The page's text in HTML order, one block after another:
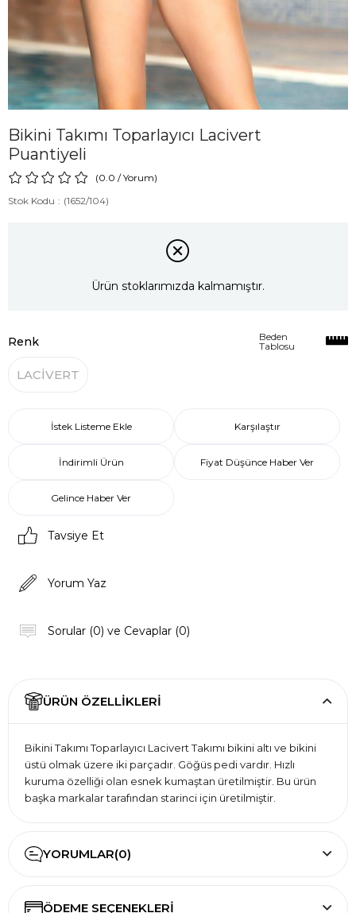
Bikini Takımı Toparlayıcı Lacivert
Puantiyeli
0.0 /Yorum)
Stok Kodu
(1652/104)
Ürün stoklarımızda kalmamıştır.
Renk
LACİVERT
Beden
Tablosu
İstek Listeme Ekle Karşılaştır
İndirimli Ürün Fiyat Düşünce Haber Ver
Gelince Haber Ver
Tavsiye Et
Yorum Yaz
Sorular (0) ve Cevaplar (0)
ÜRÜN ÖZELLIKLERI
Bikini Takımı Toparlayıcı Lacivert Takımı bikini altı ve bikini
üstü olmak üzere iki parçadır. Göğüs pedi vardır. Hızlı
kuruma özelliği olan esnek kumaştan üretilmiştir. Bu ürün
başka markalar tarafından starinci için üretilmiştir.
YORUMLAR(0)
ÖDEME SEÇENEKLERI